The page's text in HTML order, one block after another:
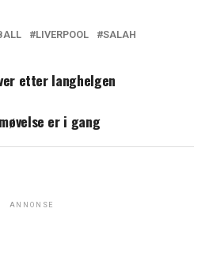
LIVERPOOL SALAH
etter langhelgen
er i gang
ANNONSE